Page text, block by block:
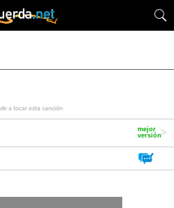
a tocar esta canción